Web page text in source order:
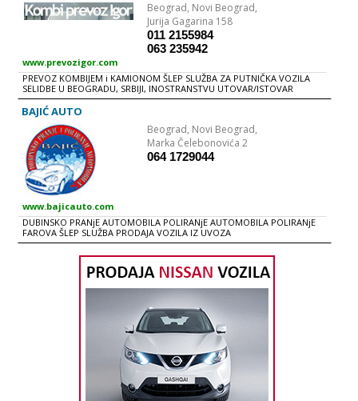
Beograd, Novi Beograd,
Jurija Gagarina 158
011 2155984
063 235942
www.prevozigor.com
PREVOZ KOMBIJEM i KAMIONOM ŠLEP SLUŽBA ZA PUTNIČKA VOZILA
SELIDBE U BEOGRADU, SRBIJI, INOSTRANSTVU UTOVAR/ISTOVAR
PREVOZ SPECIJALNIH TERETA
BAJIĆ AUTO
Beograd, Novi Beograd,
Marka Čelebonovića 2
064 1729044
www.bajicauto.com
DUBINSKO PRANjE AUTOMOBILA POLIRANjE AUTOMOBILA POLIRANjE
FAROVA ŠLEP SLUŽBA PRODAJA VOZILA IZ UVOZA